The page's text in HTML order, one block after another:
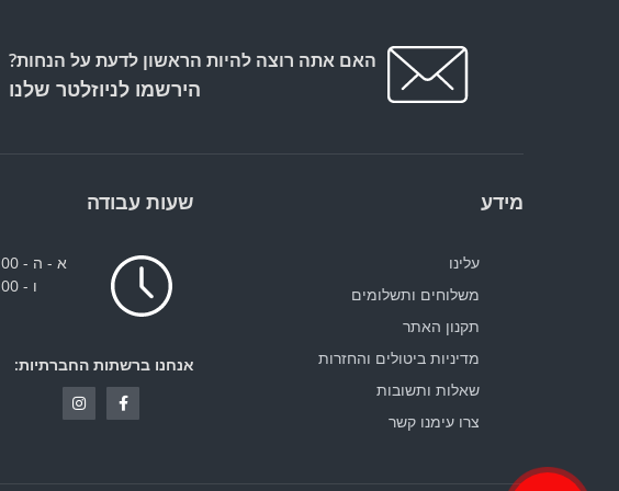
האם אתה רוצה להיות הראשון לדעת על הנחות?
הירשמו לניוזלטר שלנו
מידע
עלינו
משלוחים ותשלומים
תקנון האתר
מדיניות ביטולים והחזרות
שאלות ותשובות
צרו עימנו קשר
שעות עבודה
א - ה - 10:00 - 21:00
ו - 10:00 - 15:00
אנחנו ברשתות החברתיות: